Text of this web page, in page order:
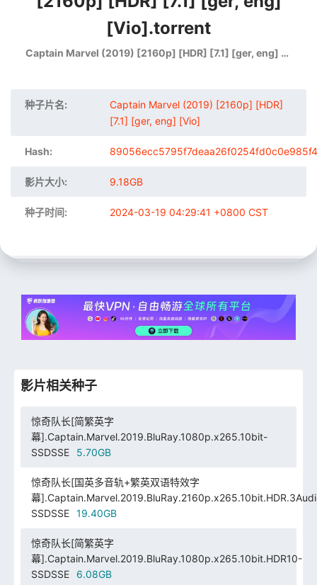
[Vio].torrent
Captain Marvel (2019) [2160p] [HDR] [7.1] [ger, eng] [Vio]
种子片名:
Captain Marvel (2019) [2160p] [HDR]
[7.1] [ger, eng] [Vio]
Hash:
影片大小: 9.18GB
种子时间: 2024-03-19 04:29:41 +0800 CST
影片相关种子
惊奇队长[简繁英字
幕].Captain.Marvel.2019.BluRay.1080p.x265.10bit-
SSDSSE
5.70GB
惊奇队长[国英多音轨+繁英双语特效字
幕
SSDSSE
19.40GB
惊奇队长[简繁英字
幕].Captain.Marvel.2019.BluRay.1080p.x265.10bit.HDR10-
SSDSSE
6.08GB